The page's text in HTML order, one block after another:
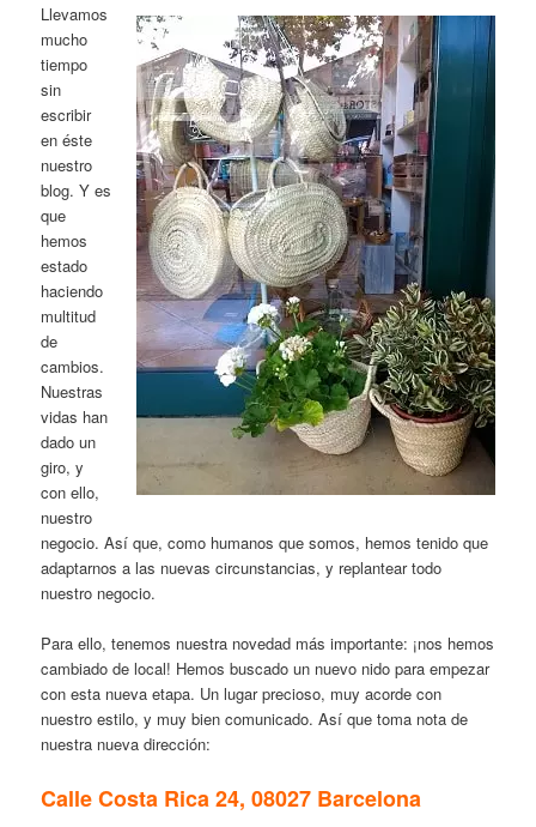
Llevamos
mucho
tiempo
sin
escribir
en éste
nuestro
blog. Y es
que
hemos
estado
haciendo
multitud
de
cambios.
Nuestras
vidas han
dado un
giro, y
con ello,
nuestro
negocio. Así que, como humanos que somos, hemos tenido que
adaptarnos a las nuevas circunstancias, y replantear todo
nuestro negocio.
Para ello, tenemos nuestra novedad más importante: ¡nos hemos
cambiado de local! Hemos buscado un nuevo nido para empezar
con esta nueva etapa. Un lugar precioso, muy acorde con
nuestro estilo, y muy bien comunicado. Así que toma nota de
nuestra nueva dirección:
Calle Costa Rica 24, 08027 Barcelona